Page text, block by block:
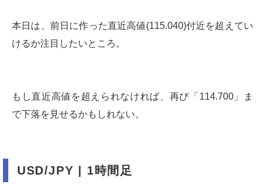
本日は、前日に作った直近高値(115.040)付近を超えてい
けるか注目したいところ。
もし直近高値を超えられなければ、再び「114.700」ま
で下落を見せるかもしれない。
USD/JPY | 1時間足